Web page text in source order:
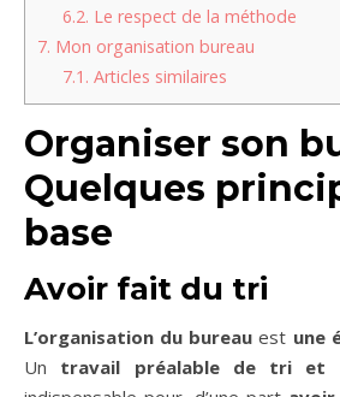
6.2. Le respect de la méthode
7. Mon organisation bureau
7.1. Articles similaires
Organiser son
Quelques
base
Avoir fait du tri
L’organisation du bureau est une
Un travail préalable de tri et